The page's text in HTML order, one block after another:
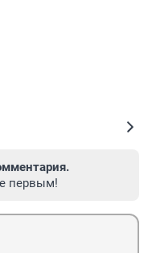
первым!